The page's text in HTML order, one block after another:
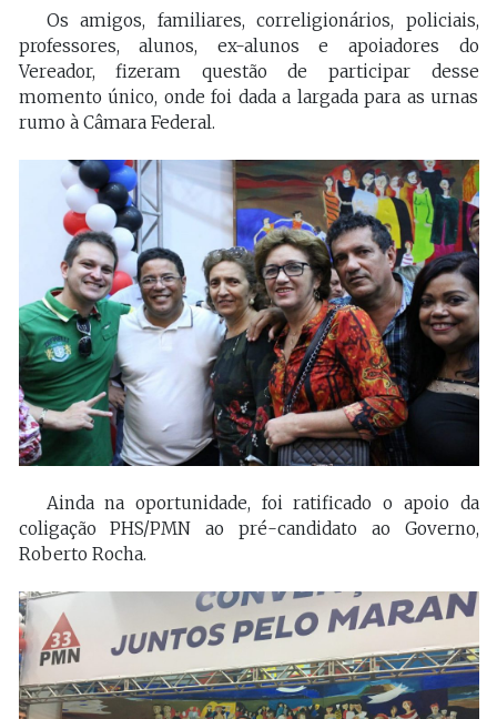
Os amigos, familiares, correligionários, policiais,
professores, alunos, ex-alunos e apoiadores do
Vereador, fizeram questão de participar desse
momento único, onde foi dada a largada para as urnas
rumo à Câmara Federal.
Ainda na oportunidade, foi ratificado o apoio da
coligação PHS/PMN ao pré-candidato ao Governo,
Roberto Rocha.